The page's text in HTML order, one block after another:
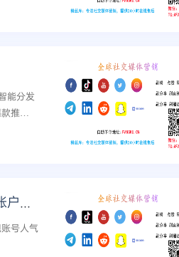
能分发
推
YouTube买粉攻略：如何在增加人气的同时保障账户安全
号人气